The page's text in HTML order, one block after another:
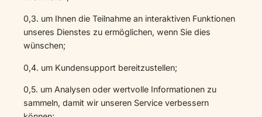
0,3. um Ihnen die Teilnahme an interaktiven Funktionen
unseres Dienstes zu ermöglichen, wenn Sie dies
wünschen;
0,4. um Kundensupport bereitzustellen;
0,5. um Analysen oder wertvolle Informationen zu
sammeln, damit wir unseren Service verbessern